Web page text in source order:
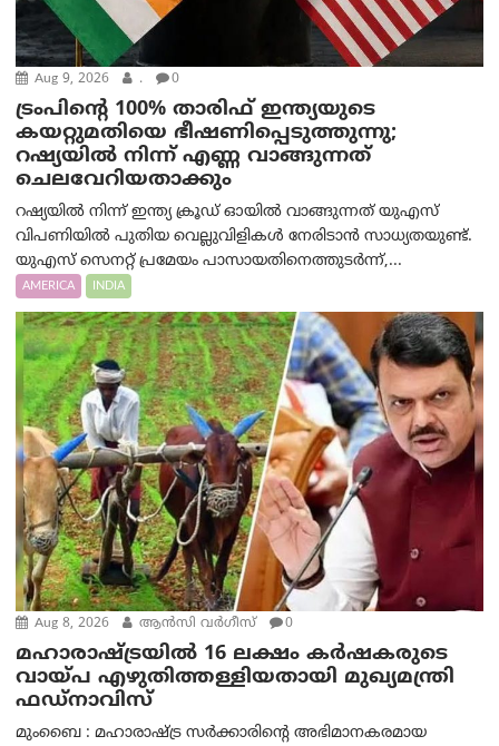
Aug 9, 2026 . 0
ട്രം‌പിന്റെ 100% താരിഫ് ഇന്ത്യയുടെ
കയറ്റുമതിയെ ഭീഷണിപ്പെടുത്തുന്നു;
റഷ്യയിൽ നിന്ന് എണ്ണ വാങ്ങുന്നത്
ചെലവേറിയതാക്കും
റഷ്യയിൽ നിന്ന് ഇന്ത്യ ക്രൂഡ് ഓയിൽ വാങ്ങുന്നത് യുഎസ്
വിപണിയിൽ പുതിയ വെല്ലുവിളികൾ നേരിടാൻ സാധ്യതയുണ്ട്.
യുഎസ് സെനറ്റ് പ്രമേയം പാസായതിനെത്തുടർന്ന്,...
AMERICA INDIA
Aug 8, 2026 ആന്‍സി വര്‍ഗീസ് 0
മഹാരാഷ്ട്രയിൽ 16 ലക്ഷം കർഷകരുടെ
വായ്പ എഴുതിത്തള്ളിയതായി മുഖ്യമന്ത്രി
ഫഡ്‌നാവിസ്
മുംബൈ : മഹാരാഷ്ട്ര സർക്കാരിന്റെ അഭിമാനകരമായ